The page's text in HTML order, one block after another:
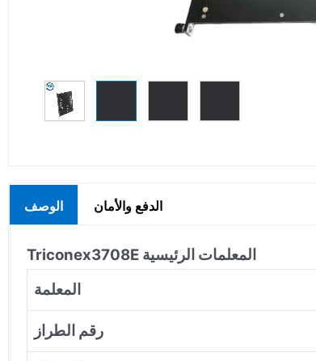
الوصف الدفع والأمان
Triconex3708E المعلمات الرئيسية
المعلمة
رقم الطراز